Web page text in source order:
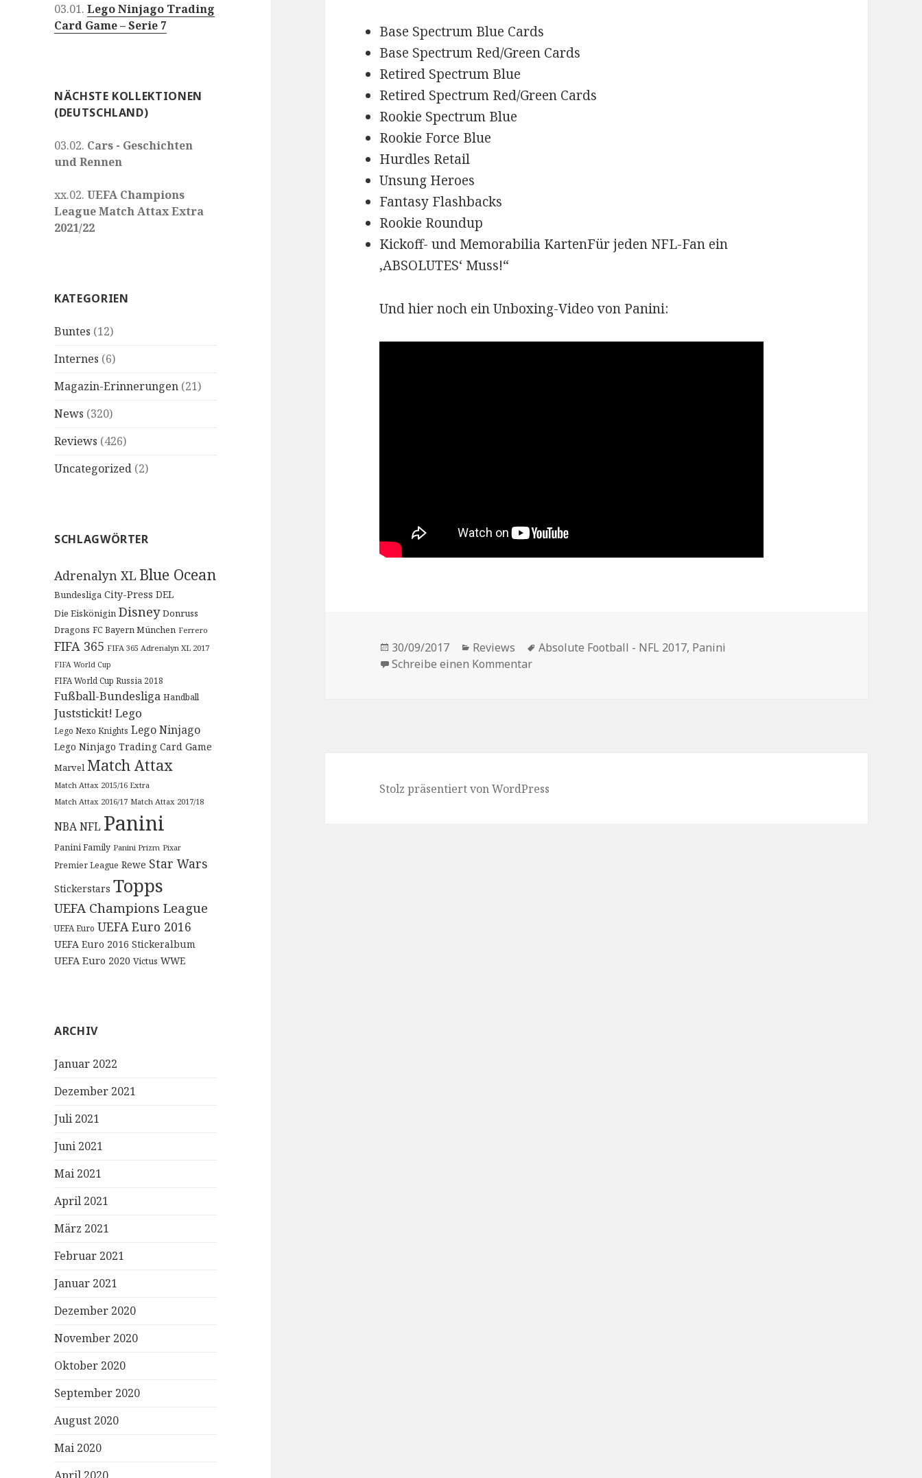
03.01.Lego Ninjago Trading
Card Game – Serie 7
NÄCHSTE KOLLEKTIONEN
(DEUTSCHLAND)
03.02. Cars - Geschichten
und Rennen
xx.02.UEFA Champions
League Match Attax Extra
2021/22
KATEGORIEN
Buntes (12)
Internes (6)
Magazin-Erinnerungen (21)
News (320)
Reviews (426)
Uncategorized (2)
SCHLAGWÖRTER
Adrenalyn XL Blue Ocean
Bundesliga City-Press DEL
Die Eiskönigin Disney Donruss
Dragons FC Bayern München Ferrero
FIFA 365 FIFA 365 Adrenalyn XL 2017
FIFA World Cup
FIFA World Cup Russia 2018
Fußball-Bundesliga Handball
Juststickit! Lego
Lego Nexo Knights Lego Ninjago
Lego Ninjago Trading Card Game
Marvel Match Attax
Match Attax 2015/16 Extra
Match Attax 2016/17 Match Attax 2017/18
NBANFL Panini
Panini Family Panini Prizm Pixar
Premier League Rewe Star Wars
Stickerstars Topps
UEFA Champions League
UEFA Euro UEFA Euro 2016
UEFA Euro 2016 Stickeralbum
UEFA Euro 2020 Victus WWE
ARCHIV
Januar 2022
Dezember 2021
Juli 2021
Juni 2021
Mai 2021
April 2021
März 2021
Februar 2021
Januar 2021
Dezember 2020
November 2020
Oktober 2020
September 2020
August 2020
Mai 2020
Base Spectrum Blue Cards
Base Spectrum Red/Green Cards
Retired Spectrum Blue
Retired Spectrum Red/Green Cards
Rookie Spectrum Blue
Rookie Force Blue
Hurdles Retail
Unsung Heroes
Fantasy Flashbacks
Rookie Roundup
Kickoff- und Memorabilia KartenFür jeden NFL-Fan ein
‚ABSOLUTES‘ Muss!“
Und hier noch ein Unboxing-Video von Panini:
Veröffentlicht
am
30/09/2017 Kategorien
Reviews Schlagwörter
Absolute Football - NFL 2017, Panini
Schreibe einen Kommentarzu Kurz-Vorstellung: „Absolute Football – NFL 2017“.
Stolz präsentiert von WordPress